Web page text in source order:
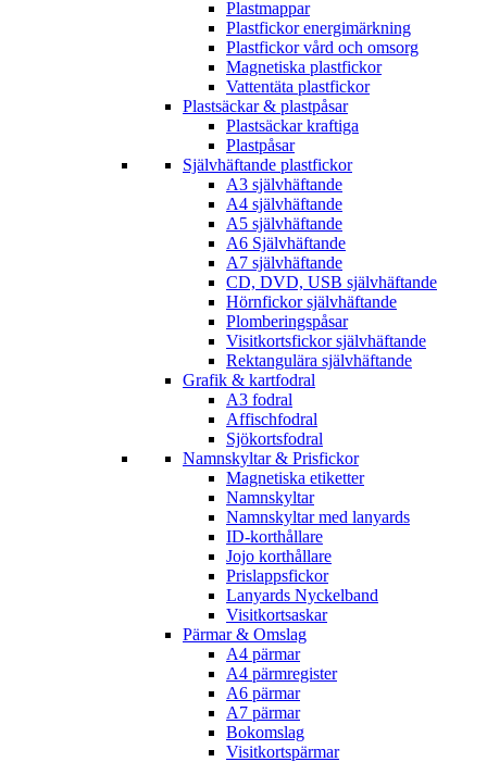
Plastmappar
Plastfickor energimärkning
Plastfickor vård och omsorg
Magnetiska plastfickor
Vattentäta plastfickor
Plastsäckar & plastpåsar
Plastsäckar kraftiga
Plastpåsar
Självhäftande plastfickor
A3 självhäftande
A4 självhäftande
A5 självhäftande
A6 Självhäftande
A7 självhäftande
CD, DVD, USB självhäftande
Hörnfickor självhäftande
Plomberingspåsar
Visitkortsfickor självhäftande
Rektangulära självhäftande
Grafik & kartfodral
A3 fodral
Affischfodral
Sjökortsfodral
Namnskyltar & Prisfickor
Magnetiska etiketter
Namnskyltar
Namnskyltar med lanyards
ID-korthållare
Jojo korthållare
Prislappsfickor
Lanyards Nyckelband
Visitkortsaskar
Pärmar & Omslag
A4 pärmar
A4 pärmregister
A6 pärmar
A7 pärmar
Bokomslag
Visitkortspärmar